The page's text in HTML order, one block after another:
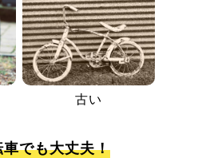
古い
でも大丈夫！